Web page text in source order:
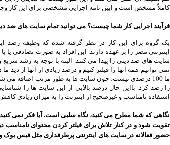
کاملاً مشخص است و آیین نامه اجرایی مشخصی برای این کار
فرآیند اجرایی کار شما چیست؟ می توانید تمام سایت های ضد
یک گروه برای این کار در نظر گرفته شده که وظیفه رصد
اینترنتی مضر را بر عهده دارند. این افراد به صورت تصادفی یا
سایت های ضد دینی را پیدا می کنند. البته با توجه به رشد
نمی توانیم همه آنها را فیلتر کنیم و درصد زیادی از آنها از دید ما
ما 100 درصدی نیست، چون سایت ها به طور مرتب اضافه می
را رصد کرد. بااین حال درصد بالایی از این سایت ها را
استفاده نامناسب و غیرصحیح از اینترنت را به میزان زیادی
نگاهی که شما مطرح می کنید، نگاه سلبی است. آیا فکر نمی کنید
تقویت شود و در کنار تلاش برای فیلتر کردن محتوای
حضور فعالانه در سایت های اینترنتی پرطرفداری مثل فیس بوک